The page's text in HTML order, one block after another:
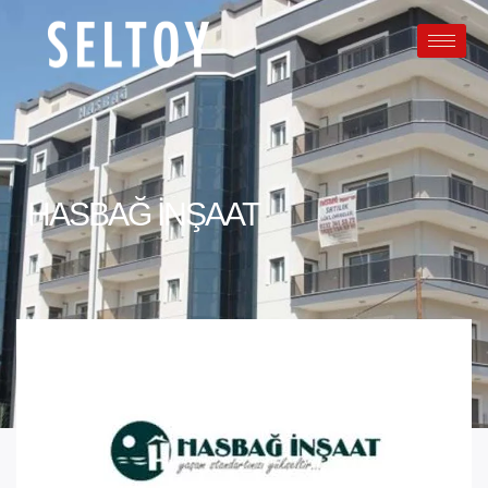
HASBAĞ İNŞAAT